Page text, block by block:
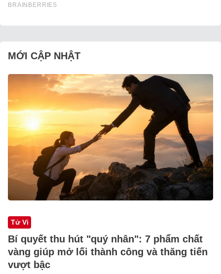
MỚI CẬP NHẬT
Tử Vi
Bí quyết thu hút "quý nhân": 7 phẩm chất
vàng giúp mở lối thành công và thăng tiến
vượt bậc